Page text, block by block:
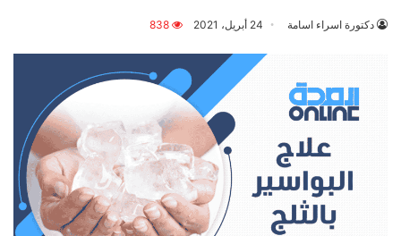
دكتورة اسراء اسامة 24 أبريل، 2021 838